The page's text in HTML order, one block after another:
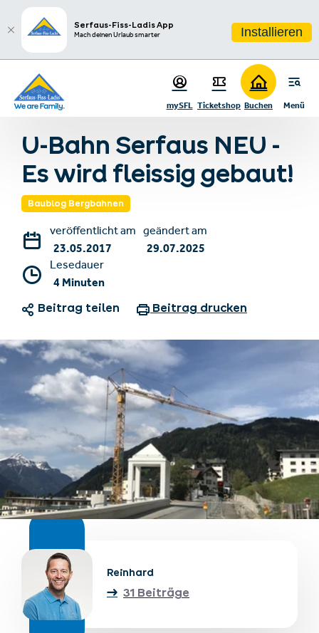
Serfaus-Fiss-Ladis App
Mach deinen Urlaub smarter Installieren
Zum Hauptinhalt springen
Zum Inhaltsverzeichnis springen
Zur Hauptnavigation springen
sr.table-of-contents
Menü
mySFL Ticketshop Buchen
Unterkünfte finden
Ticket- &
Gutscheinshop
info@serfaus-fiss-ladis.at
Zurück zur Blogübersicht
U-Bahn Serfaus NEU -
Es wird fleissig gebaut!
Baublog Bergbahnen
veröffentlicht am
23.05.2017
geändert am
29.07.2025
Lesedauer
4 Minuten
Reinhard
31 Beiträge
Beitrag teilen Beitrag drucken